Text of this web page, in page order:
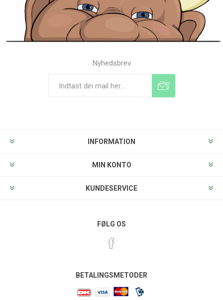
Nyhedsbrev
INFORMATION
MIN KONTO
KUNDESERVICE
FØLG OS
BETALINGSMETODER